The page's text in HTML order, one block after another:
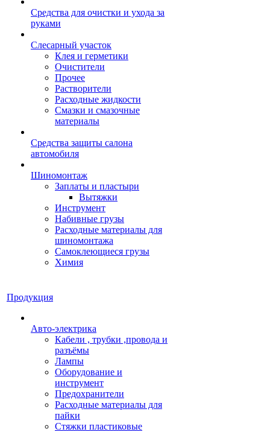
Средства для очистки и ухода за
руками
Слесарный участок
Клея и герметики
Очистители
Прочее
Растворители
Расходные жидкости
Смазки и смазочные
материалы
Средства защиты салона
автомобиля
Шиномонтаж
Заплаты и пластыри
Вытяжки
Инструмент
Набивные грузы
Расходные материалы для
шиномонтажа
Самоклеющиеся грузы
Химия
Продукция
Авто-электрика
Кабели , трубки ,провода и
разъёмы
Лампы
Оборудование и
инструмент
Предохранители
Расходные материалы для
пайки
Стяжки пластиковые